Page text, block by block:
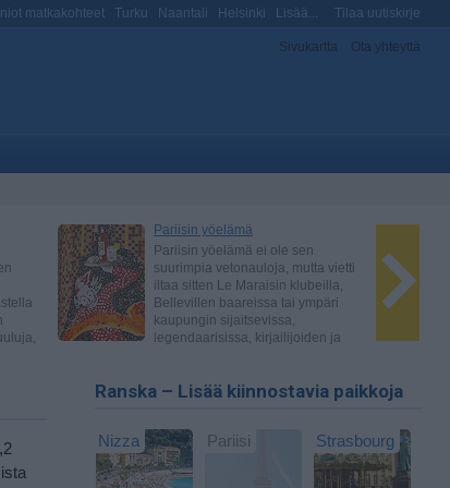
matkakohteet Turku Naantali Helsinki Lisää... Tilaa uutiskirje
Sivukartta Ota yhteyttä
Ranska – Lisää kiinnostavia paikkoja
Nizza Pariisi Strasbourg